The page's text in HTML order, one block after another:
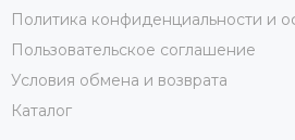
Политика конфиденциальности и
Пользовательское соглашение
Условия обмена и возврата
Каталог